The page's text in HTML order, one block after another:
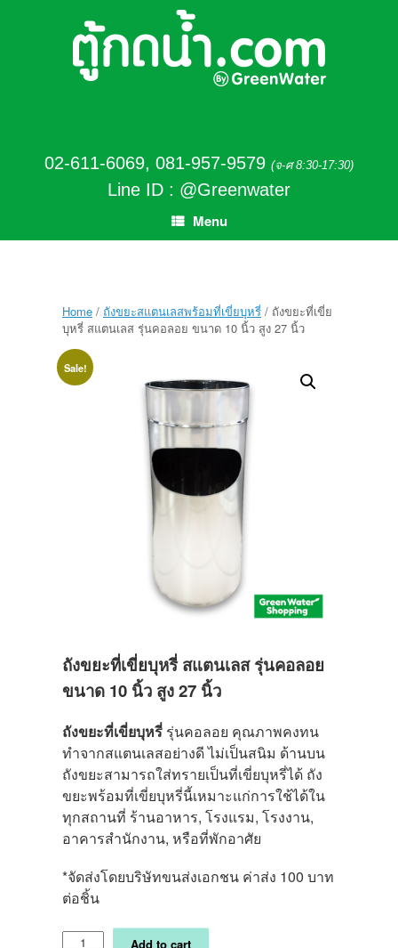
02-611-6069, 081-957-9579 (จ-ศ 8:30-17:30)
Line ID : @Greenwater
Menu
Home / ถังขยะสแตนเลสพร้อมที่เขี่ยบุหรี่ / ถังขยะที่เขี่ย
บุหรี่ สแตนเลส รุ่นคอลอย ขนาด 10 นิ้ว สูง 27 นิ้ว
Sale!
ถังขยะที่เขี่ยบุหรี่ สแตนเลส รุ่นคอลอย
ขนาด 10 นิ้ว สูง 27 นิ้ว
ถังขยะที่เขี่ยบุหรี่ รุ่นคอลอย คุณภาพคงทน
ทำจากสแตนเลสอย่างดี ไม่เป็นสนิม ด้านบน
ถังขยะสามารถใส่ทรายเป็นที่เขี่ยบุหรี่ได้ ถัง
ขยะพร้อมที่เขี่ยบุหรี่นี้เหมาะแก่การใช้ได้ใน
ทุกสถานที่ ร้านอาหาร, โรงแรม, โรงงาน,
อาคารสำนักงาน, หรือที่พักอาศัย
*จัดส่งโดยบริษัทขนส่งเอกชน ค่าส่ง 100 บาท
ต่อชิ้น
ถัง
Add to cart